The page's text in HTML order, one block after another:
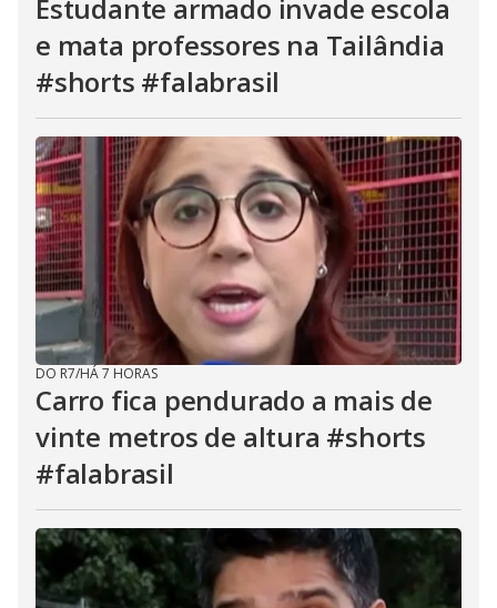
Estudante armado invade escola
e mata professores na Tailândia
#shorts #falabrasil
DO R7/HÁ 7 HORAS
Carro fica pendurado a mais de
vinte metros de altura #shorts
#falabrasil